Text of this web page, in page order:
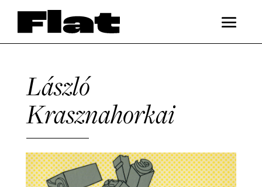
László
Krasznahorkai